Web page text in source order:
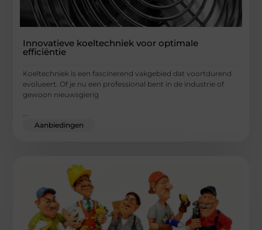
Innovatieve koeltechniek voor optimale
efficiëntie
Koeltechniek is een fascinerend vakgebied dat voortdurend
evolueert. Of je nu een professional bent in de industrie of
gewoon nieuwsgierig
...
Aanbiedingen